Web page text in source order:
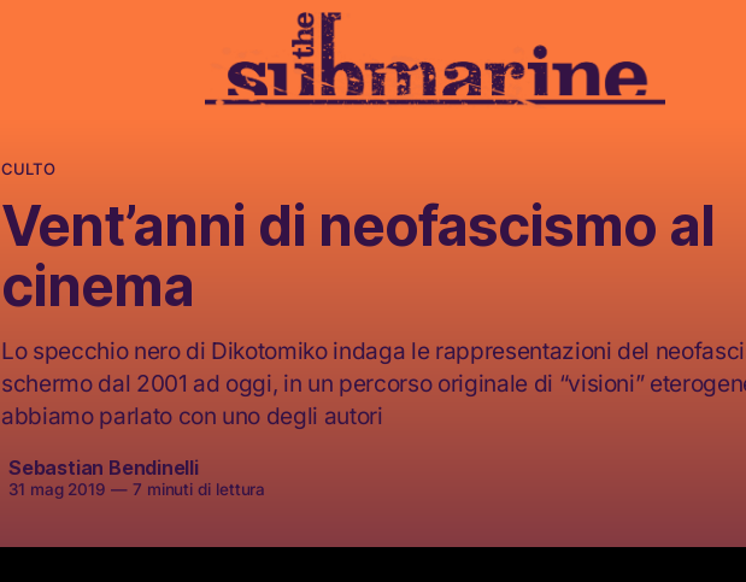
CULTO
Vent’anni di neofascismo al
cinema
Lo specchio nero di Dikotomiko indaga le rappresentazioni del
schermo dal 2001 ad oggi, in un percorso originale di “visioni”
abbiamo parlato con uno degli autori
Sebastian Bendinelli
31 mag 2019 —7 minuti di lettura